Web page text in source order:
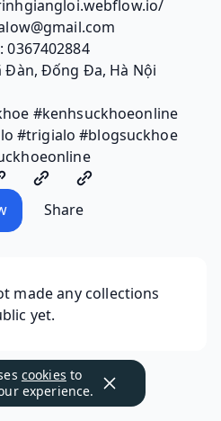
0367402884
Đàn, Đống Đa, Hà Nội
#kenhsuckhoeonline
#trigialo #blogsuckhoe
Share
made any collections
yet.
cookies to
experience.